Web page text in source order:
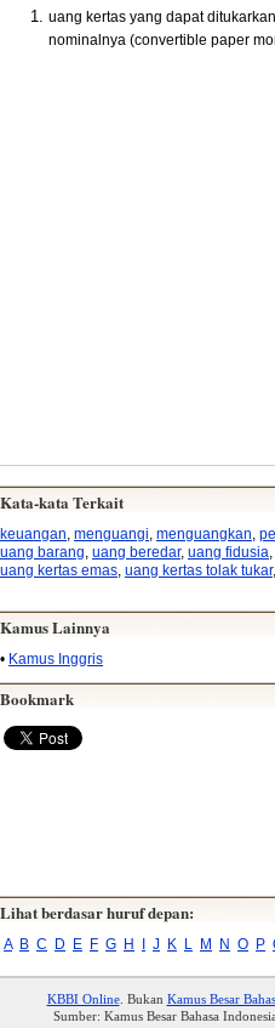
uang kertas yang dapat
nominalnya (convertible paper
Kata-kata Terkait
keuangan menguangi menguangkan
uang barang uang beredar, uang fidusia
uang kertas emas uang kertas tolak tukar,
Kamus Lainnya
• Kamus Inggris
Bookmark
Lihat berdasar huruf depan:
A B C D E F G H J K L M N O P
KBBI Online. Bukan Kamus Besar
Sumber: Kamus Besar Bahasa